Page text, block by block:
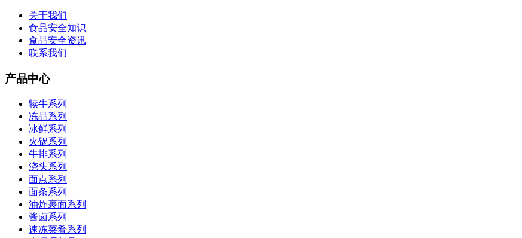
关于我们
食品安全知识
食品安全资讯
联系我们
产品中心
犊牛系列
冻品系列
冰鲜系列
火锅系列
牛排系列
浇头系列
面点系列
面条系列
油炸裹面系列
酱卤系列
速冻菜肴系列